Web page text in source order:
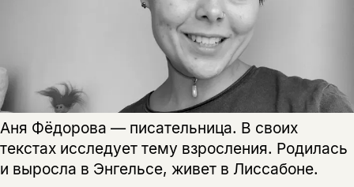
Аня Фёдорова — писательница. В своих
текстах исследует тему взросления. Родилась
и выросла в Энгельсе, живет в Лиссабоне.
Поделиться
Я соглашаюсь с Политикой конфиденциальности
подписаться
Я соглашаюсь с Политикой конфиденциальности
подписаться
не предназначена для
несовершеннолетних
Скажите, пожалуйста,
вам уже исполнилось 18 лет?
да
нет, вернуться назад